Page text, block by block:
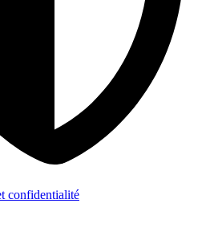
confidentialité